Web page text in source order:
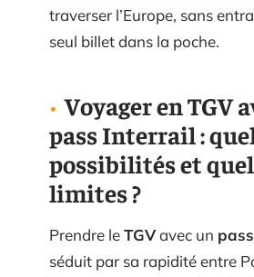
traverser l’Europe, sans
seul billet dans la poche.
Voyager en TGV
pass Interrail :
possibilités et
limites ?
Prendre leTGVavec un
séduit par sa rapidité entre